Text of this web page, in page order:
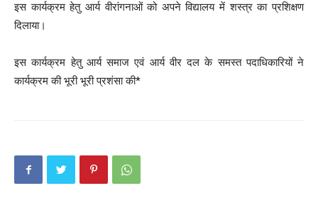
इस कार्यक्रम हेतु आर्य वीरांगनाओं को अपने विद्यालय में शस्त्र का प्रशिक्षण
दिलाया।
इस कार्यक्रम हेतु आर्य समाज एवं आर्य वीर दल के समस्त पदाधिकारियों ने
कार्यक्रम की भूरी भूरी प्रशंसा की*